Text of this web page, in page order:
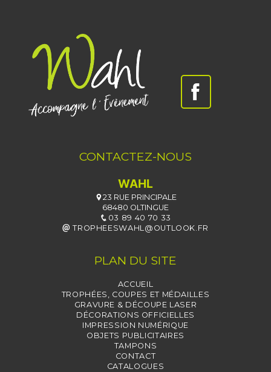
CONTACTEZ-NOUS
WAHL
23 RUE PRINCIPALE
68480 OLTINGUE
03 89 40 70 33
TROPHEESWAHL@OUTLOOK.FR
PLAN DU SITE
ACCUEIL
TROPHÉES, COUPES ET MÉDAILLES
GRAVURE & DÉCOUPE LASER
DÉCORATIONS OFFICIELLES
IMPRESSION NUMÉRIQUE
OBJETS PUBLICITAIRES
TAMPONS
CONTACT
CATALOGUES